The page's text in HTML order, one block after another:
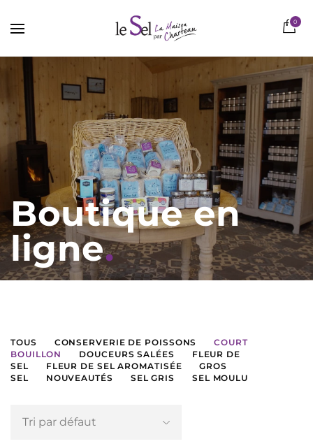
0
Boutique en
ligne.
TOUS CONSERVERIE DE POISSONS
COURT
BOUILLON
DOUCEURS SALÉES
FLEUR DE
SEL
FLEUR DE SEL AROMATISÉE
GROS
SEL
NOUVEAUTÉS SEL GRIS SEL MOULU